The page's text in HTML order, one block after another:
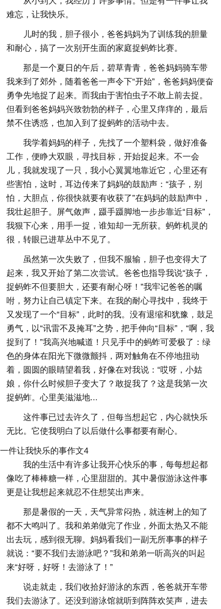
难忘，让我快乐。
儿时的我，胆子很小，爸爸妈妈为了训练我的胆量
和耐心，搞了一次别开生面的家庭捉蚂蚱比赛。
那是一个夏日的午后，碧草青青，爸爸妈妈骑车带
我来到了郊外，随着爸爸一声令下“开始”，爸爸妈妈便奋
勇争先地捉了起来。而我由于害怕虫子不敢上前去捉。
但看到爸爸妈妈兴致勃勃的样子，心里又痒痒的，最后
禁不住诱惑，也加入到了捉蚂蚱的活动中去。
我学着妈妈的样子，先找了一个塑料袋，做好准备
工作，便睁大双眼，寻找目标，开始捉起来。不一会
儿，我就发现了一只，我小心翼翼地靠近它，心里还有
些害怕，这时，耳边传来了妈妈的鼓励声：“孩子，别
怕，大胆点，你很快就要有收获了”在妈妈的鼓励声中，
我壮起胆子。屏气敛声，蹑手蹑脚地一步步靠近“目标”，
我狠下心来，用手一捉，谁知却一无所获。蚂蚱机灵的
很，转眼已进草丛中不见了。
虽然第一次失败了，但我不服输，胆子也变得大了
起来，我又开始了第二次尝试。爸爸也指导我说“孩子，
捉蚂蚱不但要胆大，还要有耐心呀！”我牢记爸爸的嘱
咐，努力让自己镇定下来。在我的耐心寻找中，我终于
又发现了一个“目标”，此时的我。没有退缩和犹豫，鼓足
勇气，以“讯雷不及掩耳”之势，把手伸向“目标”，“啊，我
捉到了！”我高兴地喊道！只见手中的蚂蚱可爱极了：绿
色的身体在阳光下微微颤抖，两对触角在不停地扭动
着，圆圆的眼睛望着我，好像在对我说：“哎呀，小姑
娘，你什么时候胆子变大了？敢捉我了？这是我第一次
捉蚂蚱。心里美滋滋地...
这件事已过去许久了，但每当想起它，内心就快乐
无比。它使我明白了以后做什么事都要有耐心。
一件让我快乐的事作文4
我的生活中有许多让我开心快乐的事，每每想起都
像吃了棒棒糖一样，心里甜甜的。其中暑假游泳这件事
更是让我想起来就忍不住想笑出声来。
那是暑假的一天，天气异常闷热，就连树上的知了
都不大鸣叫了。我和弟弟做完了作业，外面太热又不能
出去玩，感到很无聊。妈妈看我们一副无所事事的样子
就说：“要不我们去游泳吧？”我和弟弟一听高兴的叫起
来“好呀，好呀！去游泳了！”
说走就走，我们收拾好游泳的东西，爸爸就开车带
我们去游泳了。还没到游泳馆就听到阵阵欢笑声，进去